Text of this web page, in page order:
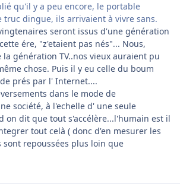
qu'il y a peu encore, le portable
truc dingue, ils arrivaient à vivre sans.
seront issus d'une génération
ére, "z'etaient pas nés"... Nous,
la génération TV..nos vieux auraient pu
chose. Puis il y eu celle du boum
prés par l' Internet....
dans le mode de
société, à l'echelle d' une seule
on dit que tout s'accélère...l'humain est il
tout celà ( donc d'en mesurer les
repoussées plus loin que